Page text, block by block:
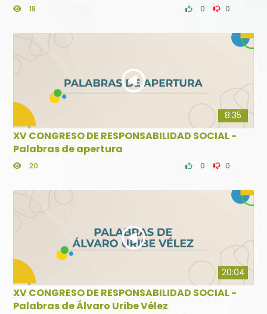
18 0 0
8:35
XV CONGRESO DE RESPONSABILIDAD SOCIAL -
Palabras de apertura
20 0 0
20:04
XV CONGRESO DE RESPONSABILIDAD SOCIAL -
Palabras de Álvaro Uribe Vélez